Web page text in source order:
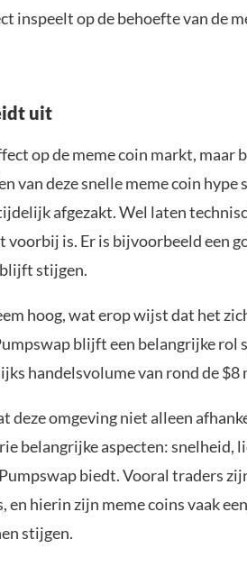
inspeelt op de behoefte van de
uit
op de meme coin markt, maar
van deze snelle meme coin hype
afgezakt. Wel laten
is. Er is bijvoorbeeld een
stijgen.
hoog, wat erop wijst dat het
blijft een belangrijke rol
handelsvolume van rond de $8
omgeving niet alleen
belangrijke aspecten: snelheid,
biedt. Vooral traders
en hierin zijn meme coins vaak
stijgen.